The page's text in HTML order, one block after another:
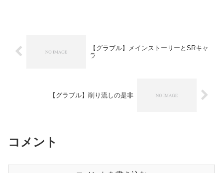
【グラブル】メインストーリーとSRキャ
ラ
【グラブル】削り流しの是非
コメント